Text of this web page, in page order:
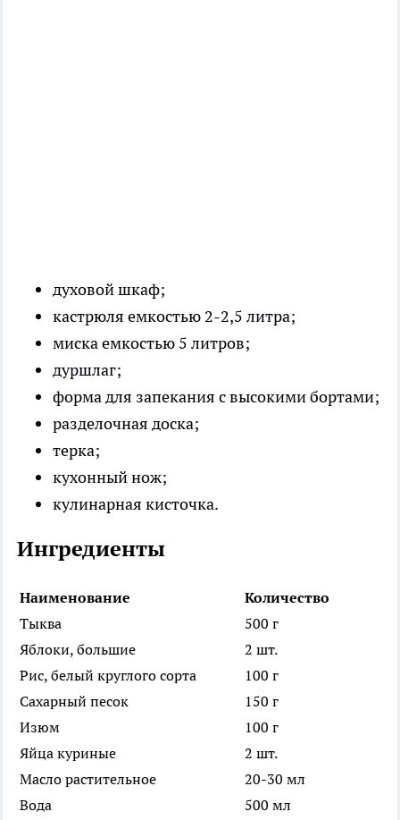
духовой шкаф;
кастрюля емкостью 2-2,5 литра;
миска емкостью 5 литров;
дуршлаг;
форма для запекания с высокими бортами;
разделочная доска;
терка;
кухонный нож;
кулинарная кисточка.
Ингредиенты
Наименование
Количество
Тыква
500 г
Яблоки, большие
2 шт.
Рис, белый круглого сорта
100 г
Сахарный песок
150 г
Изюм
100 г
Яйца куриные
2 шт.
Масло растительное
20-30 мл
Вода
500 мл